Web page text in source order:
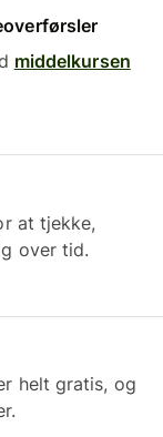
middelkursen
at tjekke,
over tid.
helt gratis, og